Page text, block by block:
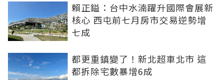
賴正鎰：台中水湳躍升國際會展新
核心 西屯前七月房市交易逆勢增
七成
都更重鎮變了！新北超車北市 這
都拆除宅數暴增6成